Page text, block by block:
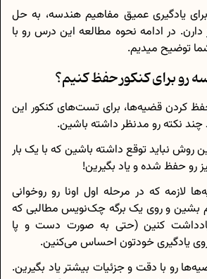
یادگیری عمیق مفاهیم هندسه، به حل
در ادامه نحوه مطالعه این درس رو با
توضیح میدیم.
رو برای کنکور حفظ کنیم؟
کردن قضیه‌ها، برای تست‌های کنکور این
چند نکته رو مدنظر داشته باشین.
روش نباید توقع داشته باشین که با یک بار
رو حفظ شده و یاد بگیرین!
لازمه که در مرحله اول اونا رو روخوانی
بشین و روی یک برگه چک‌نویس مطالبی که
کنین (حتی به صورت دست و پا
روی یادگیری خودتون احساس می‌کنین.
رو با دقت و جزئیات بیشتر یاد بگیرین.